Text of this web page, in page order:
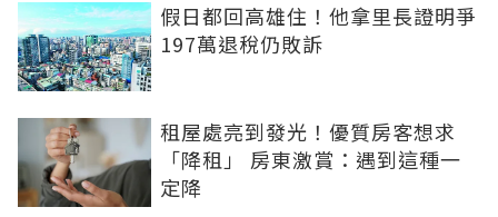
假日都回高雄住！他拿里長證明爭
197萬退稅仍敗訴
租屋處亮到發光！優質房客想求
「降租」 房東激賞：遇到這種一
定降